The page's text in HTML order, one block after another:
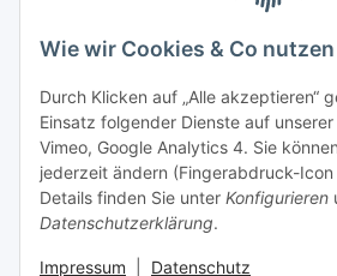
Kundenservice
Telefon: +41 71 554 2740
Email: info@auto-motoroele-
Sie benötigen Hilfe?
Sicher Einkaufen
Wie wir Cookies & Co nutzen
Durch Klicken auf „Alle akzeptieren“
Einsatz folgender Dienste auf unserer
Vimeo, Google Analytics 4. Sie
jederzeit ändern (Fingerabdruck-
Details finden Sie unter Konfigurieren
Datenschutzerklärung.
Impressum Datenschutz